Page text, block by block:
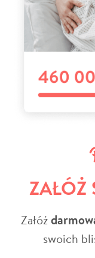
ZAŁÓŻ
Załóż
swoich